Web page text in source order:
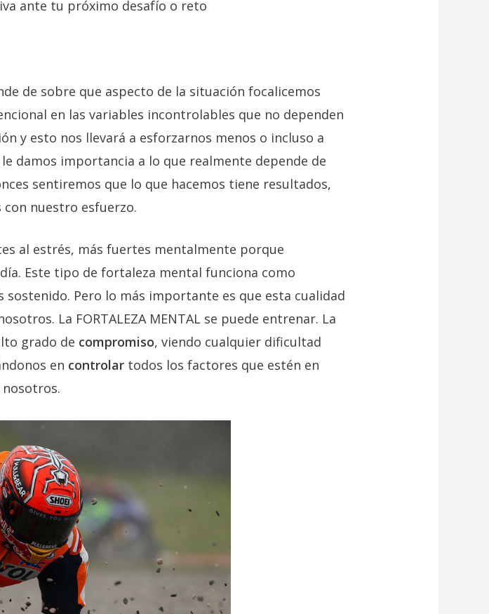
ante tu próximo desafío o reto
de sobre que aspecto de la situación focalicemos
en las variables incontrolables que no dependen
y esto nos llevará a esforzarnos menos o incluso a
damos importancia a lo que realmente depende de
sentiremos que lo que hacemos tiene resultados,
nuestro esfuerzo.
al estrés, más fuertes mentalmente porque
Este tipo de fortaleza mental funciona como
Pero lo más importante es que esta cualidad
La FORTALEZA MENTAL se puede entrenar. La
grado de compromiso, viendo cualquier dificultad
en controlar todos los factores que estén en